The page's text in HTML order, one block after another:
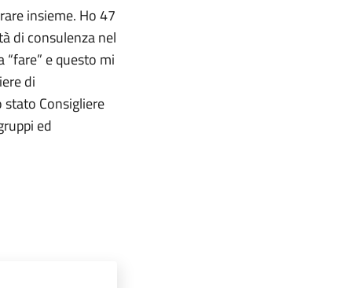
insieme. Ho 47
di consulenza nel
e questo mi
di
Consigliere
ed